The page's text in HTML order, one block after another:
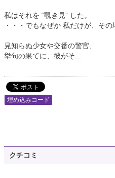
私はそれを “覗き見” した。
・・・でもなぜか 私だけが、その
見知らぬ少女や交番の警官、
挙句の果てに、彼がそ...
埋め込みコード
クチコミ